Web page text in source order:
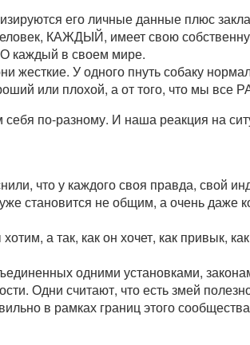
его личные данные плюс
КАЖДЫЙ, имеет свою
каждый в своем мире.
жесткие. У одного пнуть собаку
или плохой, а от того, что мы все
по-разному. И наша реакция на
что у каждого своя правда, свой
становится не общим, а очень даже
а так, как он хочет, как привык,
одними установками,
Одни считают, что есть змей
в рамках границ этого